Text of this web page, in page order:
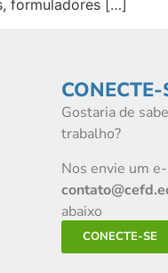
formuladores […]
CONECTE-
Gostaria de
trabalho?
Nos envie um
abaixo
CONECTE-SE